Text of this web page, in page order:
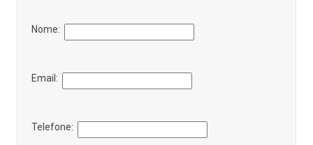
Nome:
Email:
Telefone: